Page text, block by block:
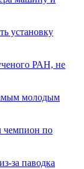
установку
РАН, не
молодым
чемпион по
за паводка